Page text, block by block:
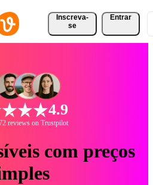
Inscreva-
se
Entrar
4.9
reviews on Trustpilot
com preços